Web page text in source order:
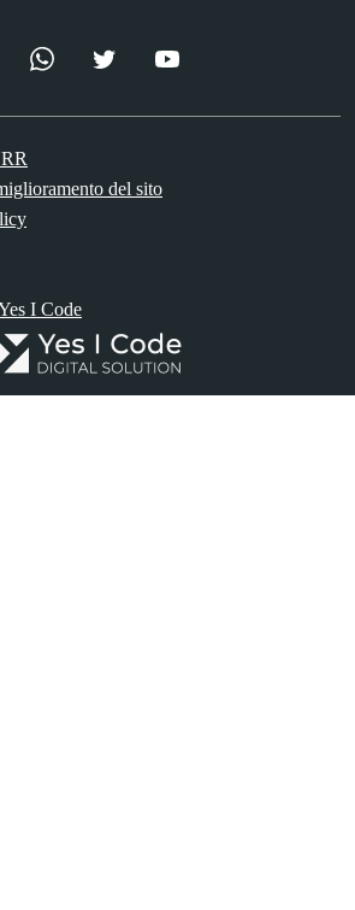
Telegram WhatsAppTwitter
del sito
I Code